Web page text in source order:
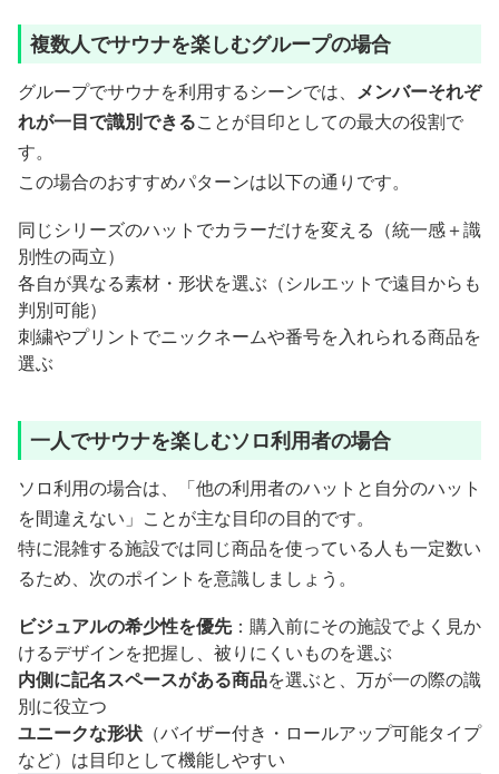
複数人でサウナを楽しむグループの場合
グループでサウナを利用するシーンでは、 メンバーそれぞ
れが一目で識別できることが目印としての最大の役割で
す。
この場合のおすすめパターンは以下の通りです。
同じシリーズのハットでカラーだけを変える（統一感＋識
別性の両立）
各自が異なる素材・形状を選ぶ（シルエットで遠目からも
判別可能）
刺繍やプリントでニックネームや番号を入れられる商品を
選ぶ
一人でサウナを楽しむソロ利用者の場合
ソロ利用の場合は、「他の利用者のハットと自分のハット
を間違えない」ことが主な目印の目的です。
特に混雑する施設では同じ商品を使っている人も一定数い
るため、次のポイントを意識しましょう。
ビジュアルの希少性を優先：購入前にその施設でよく見か
けるデザインを把握し、被りにくいものを選ぶ
内側に記名スペースがある商品を選ぶと、万が一の際の識
別に役立つ
ユニークな形状 （バイザー付き・ロールアップ可能タイプ
など）は目印として機能しやすい